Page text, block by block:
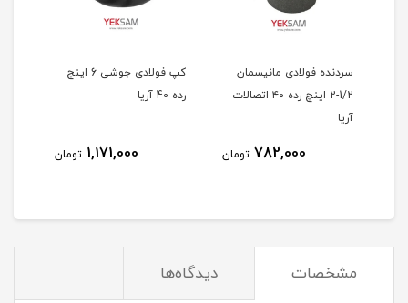
سردنده فولادی مانیسمان
1/2-2 اینچ رده ۴۰ اتصالات
آریا
782,000 تومان
کپ فولادی جوشی 6 اینچ
رده 40 آریا
1,171,000 تومان
مشخصات دیدگاه‌ها